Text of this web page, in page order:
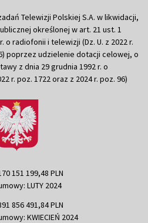
Telewizji Polskiej S.A. w likwidacji,
określonej w art. 21 ust. 1
o radiofonii i telewizji (Dz. U. z 2022 r.
poprzez udzielenie dotacji celowej, o
z dnia 29 grudnia 1992 r. o
r. poz. 1722 oraz z 2024 r. poz. 96)
151 199,48 PLN
LUTY 2024
856 491,84 PLN
KWIECIEŃ 2024